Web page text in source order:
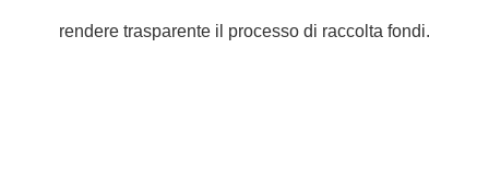
rendere trasparente il processo di raccolta fondi.